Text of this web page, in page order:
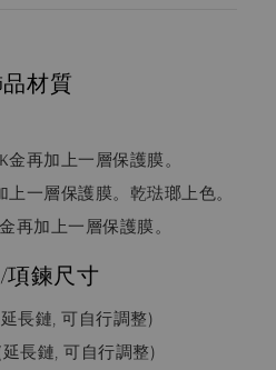
材質
再加上一層保護膜。
一層保護膜。乾琺瑯上色。
再加上一層保護膜。
鍊尺寸
長鏈, 可自行調整)
延長鏈, 可自行調整)